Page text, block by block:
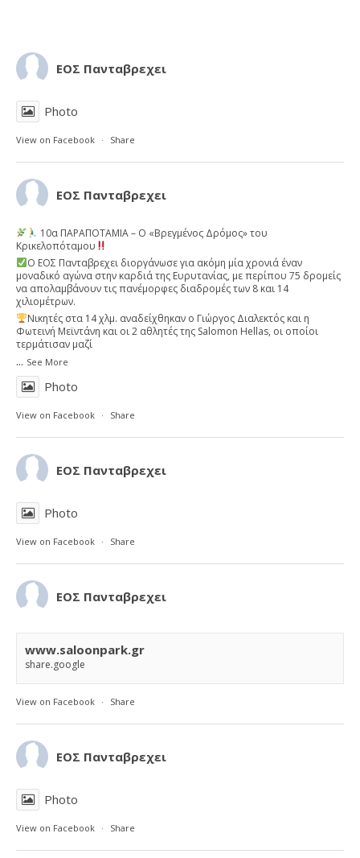
ΕΟΣ Πανταβρεχει
Photo
View on Facebook · Share
ΕΟΣ Πανταβρεχει
10α ΠΑΡΑΠΟΤΑΜΙΑ – Ο «Βρεγμένος Δρόμος» του
Κρικελοπόταμου
Ο ΕΟΣ Πανταβρεχει διοργάνωσε για ακόμη μία χρονιά έναν
μοναδικό αγώνα στην καρδιά της Ευρυτανίας, με περίπου 75 δρομείς
να απολαμβάνουν τις πανέμορφες διαδρομές των 8 και 14
χιλιομέτρων.
Νικητές στα 14 χλμ. αναδείχθηκαν ο Γιώργος Διαλεκτός και η
Φωτεινή Μεϊντάνη και οι 2 αθλητές της Salomon Hellas, οι οποίοι
τερμάτισαν μαζί
... See More
Photo
View on Facebook · Share
ΕΟΣ Πανταβρεχει
Photo
View on Facebook · Share
ΕΟΣ Πανταβρεχει
www.saloonpark.gr
share.google
View on Facebook · Share
ΕΟΣ Πανταβρεχει
Photo
View on Facebook · Share